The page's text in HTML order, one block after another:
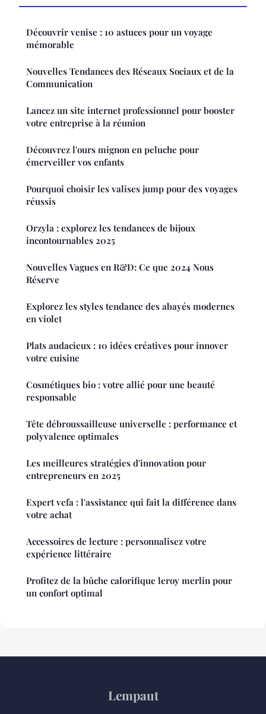
Découvrir venise : 10 astuces pour un voyage
mémorable
Nouvelles Tendances des Réseaux Sociaux et de la
Communication
Lancez un site internet professionnel pour booster
votre entreprise à la réunion
Découvrez l'ours mignon en peluche pour
émerveiller vos enfants
Pourquoi choisir les valises jump pour des voyages
réussis
Orzyla : explorez les tendances de bijoux
incontournables 2025
Nouvelles Vagues en R&D: Ce que 2024 Nous
Réserve
Explorez les styles tendance des abayés modernes
en violet
Plats audacieux : 10 idées créatives pour innover
votre cuisine
Cosmétiques bio : votre allié pour une beauté
responsable
Tête débroussailleuse universelle : performance et
polyvalence optimales
Les meilleures stratégies d'innovation pour
entrepreneurs en 2025
Expert vefa : l'assistance qui fait la différence dans
votre achat
Accessoires de lecture : personnalisez votre
expérience littéraire
Profitez de la bûche calorifique leroy merlin pour
un confort optimal
Lempaut